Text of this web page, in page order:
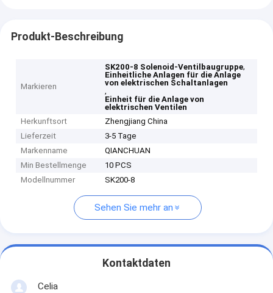
Produkt-Beschreibung
Markieren
SK200-8 Solenoid-Ventilbaugruppe,
Einheitliche Anlagen für die Anlage
von elektrischen Schaltanlagen
,
Einheit für die Anlage von
elektrischen Ventilen
Herkunftsort
Zhengjiang China
Lieferzeit
3-5 Tage
Markenname
QIANCHUAN
Min Bestellmenge
10 PCS
Modellnummer
SK200-8
Sehen Sie mehr an
Kontaktdaten
Celia